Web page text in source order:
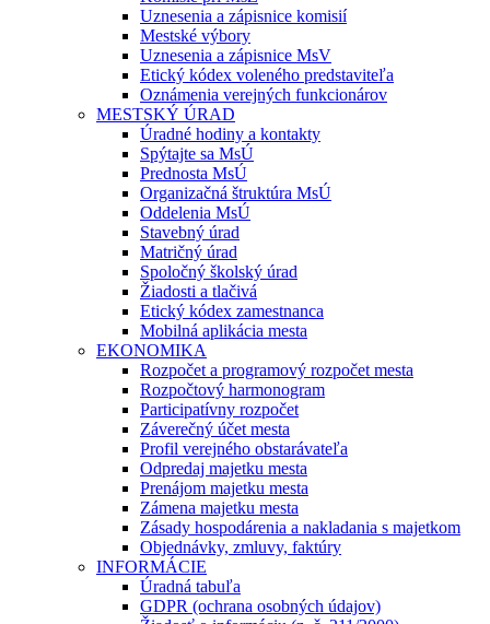
Uznesenia a zápisnice komisií
Mestské výbory
Uznesenia a zápisnice MsV
Etický kódex voleného predstaviteľa
Oznámenia verejných funkcionárov
MESTSKÝ ÚRAD
Úradné hodiny a kontakty
Spýtajte sa MsÚ
Prednosta MsÚ
Organizačná štruktúra MsÚ
Oddelenia MsÚ
Stavebný úrad
Matričný úrad
Spoločný školský úrad
Žiadosti a tlačivá
Etický kódex zamestnanca
Mobilná aplikácia mesta
EKONOMIKA
Rozpočet a programový rozpočet mesta
Rozpočtový harmonogram
Participatívny rozpočet
Záverečný účet mesta
Profil verejného obstarávateľa
Odpredaj majetku mesta
Prenájom majetku mesta
Zámena majetku mesta
Zásady hospodárenia a nakladania s majetkom
Objednávky, zmluvy, faktúry
INFORMÁCIE
Úradná tabuľa
GDPR (ochrana osobných údajov)